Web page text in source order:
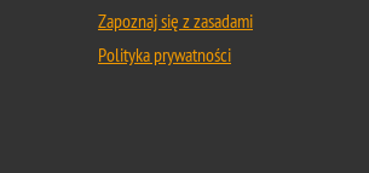
Zapoznaj się z zasadami
Polityka prywatności